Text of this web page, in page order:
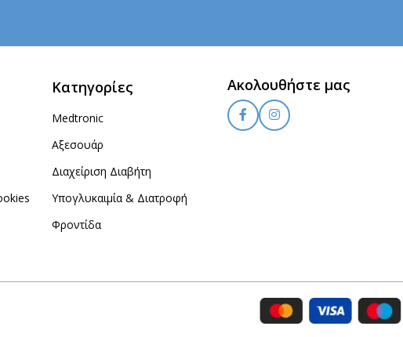
Κατηγορίες
Medtronic
Αξεσουάρ
Διαχείριση Διαβήτη
Υπογλυκαιμία & Διατροφή
Φροντίδα
Ακολουθήστε μας